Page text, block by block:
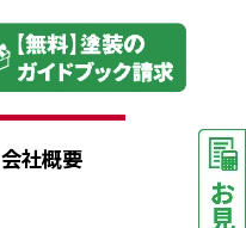
会社概要